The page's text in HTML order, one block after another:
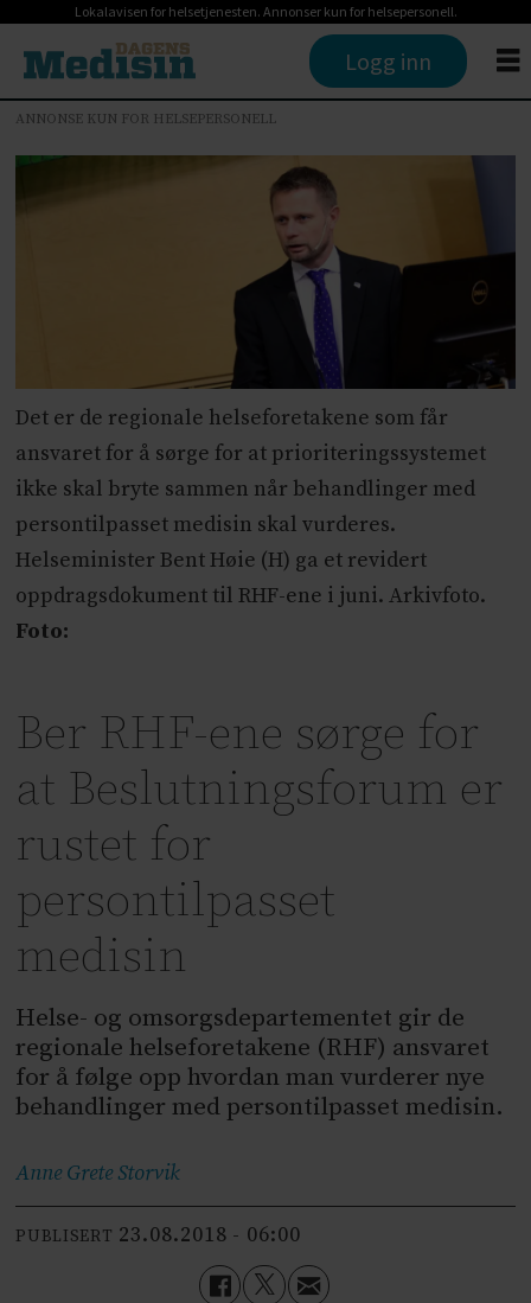
Lokalavisen for helsetjenesten. Annonser kun for helsepersonell.
Logg inn
ANNONSE KUN FOR HELSEPERSONELL
Det er de regionale helseforetakene som får
ansvaret for å sørge for at prioriteringssystemet
ikke skal bryte sammen når behandlinger med
persontilpasset medisin skal vurderes.
Helseminister Bent Høie (H) ga et revidert
oppdragsdokument til RHF-ene i juni. Arkivfoto.
Foto:
Ber RHF-ene sørge for
at Beslutningsforum er
rustet for
persontilpasset
medisin
Helse- og omsorgsdepartementet gir de
regionale helseforetakene (RHF) ansvaret
for å følge opp hvordan man vurderer nye
behandlinger med persontilpasset medisin.
Anne Grete Storvik
PUBLISERT 23.08.2018 - 06:00